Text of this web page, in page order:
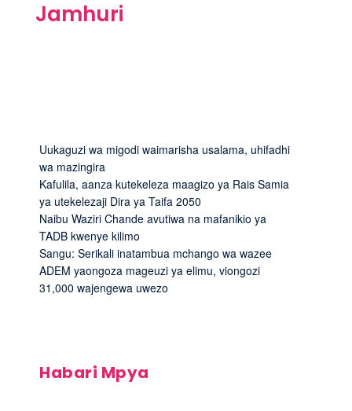
Jamhuri
Uukaguzi wa migodi waimarisha usalama, uhifadhi
wa mazingira
Kafulila, aanza kutekeleza maagizo ya Rais Samia
ya utekelezaji Dira ya Taifa 2050
Naibu Waziri Chande avutiwa na mafanikio ya
TADB kwenye kilimo
Sangu: Serikali inatambua mchango wa wazee
ADEM yaongoza mageuzi ya elimu, viongozi
31,000 wajengewa uwezo
Habari Mpya